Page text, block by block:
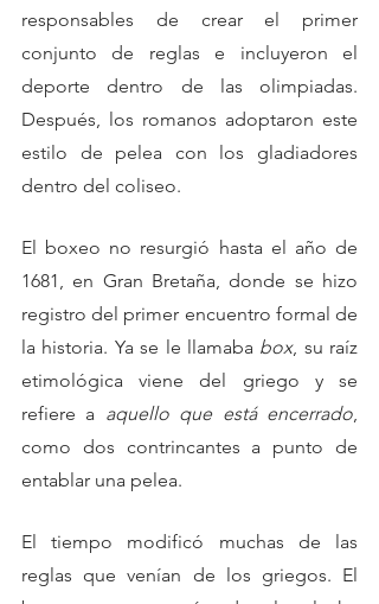
responsables de crear el primer
conjunto de reglas e incluyeron el
deporte dentro de las olimpiadas.
Después, los romanos adoptaron este
estilo de pelea con los gladiadores
dentro del coliseo.
El boxeo no resurgió hasta el año de
1681, en Gran Bretaña, donde se hizo
registro del primer encuentro formal de
la historia. Ya se le llamaba box, su raíz
etimológica viene del griego y se
refiere a aquello que está encerrado,
como dos contrincantes a punto de
entablar una pelea.
El tiempo modificó muchas de las
reglas que venían de los griegos. El